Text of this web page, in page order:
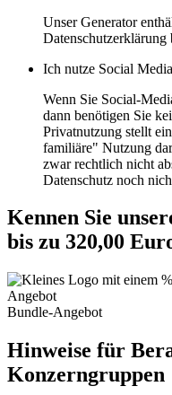
Unser Generator
Ich nutze Social
Wenn Sie Social-
dann benötigen Sie
Privatnutzung stellt
familiäre" Nutzung
zwar rechtlich nicht
Datenschutz noch
Kennen Sie
bis zu 320,00
Bundle-Angebot
Hinweise für
Konzerngruppen